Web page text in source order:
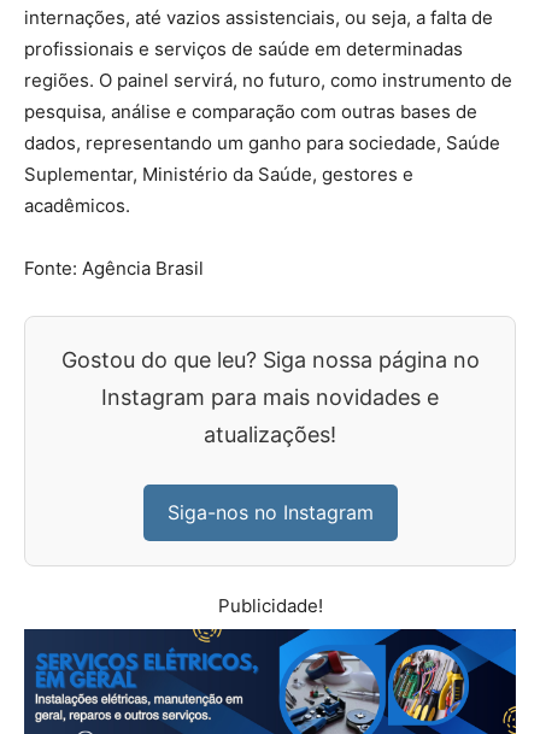
internações, até vazios assistenciais, ou seja, a falta de
profissionais e serviços de saúde em determinadas
regiões. O painel servirá, no futuro, como instrumento de
pesquisa, análise e comparação com outras bases de
dados, representando um ganho para sociedade, Saúde
Suplementar, Ministério da Saúde, gestores e
acadêmicos.
Fonte: Agência Brasil
Gostou do que leu? Siga nossa página no
Instagram para mais novidades e
atualizações!
Siga-nos no Instagram
Publicidade!